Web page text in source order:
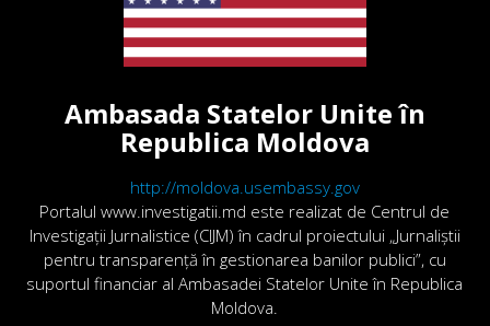
Ambasada Statelor Unite în
Republica Moldova
http://moldova.usembassy.gov
Portalul www.investigatii.md este realizat de Centrul de
Investigații Jurnalistice (CIJM) în cadrul proiectului „Jurnaliștii
pentru transparență în gestionarea banilor publici”, cu
suportul financiar al Ambasadei Statelor Unite în Republica
Moldova.